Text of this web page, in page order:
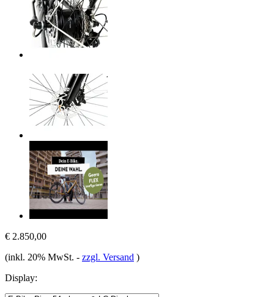
€ 2.850,00
(inkl. 20% MwSt. - zzgl. Versand )
Display: